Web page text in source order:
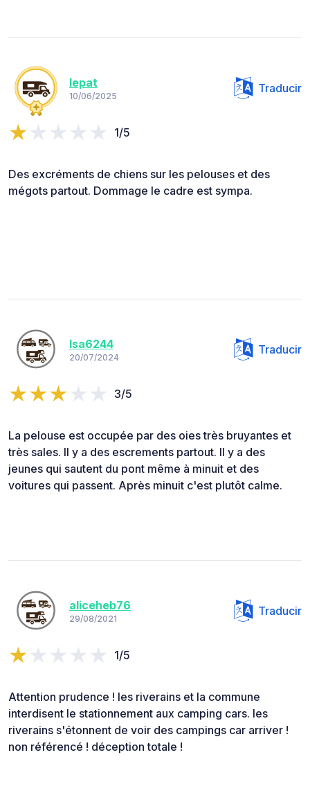
lepat
10/06/2025
Traducir
1/5
Des excréments de chiens sur les pelouses et des
mégots partout. Dommage le cadre est sympa.
Isa6244
20/07/2024
Traducir
3/5
La pelouse est occupée par des oies très bruyantes et
très sales. Il y a des escrements partout. Il y a des
jeunes qui sautent du pont même à minuit et des
voitures qui passent. Après minuit c'est plutôt calme.
aliceheb76
29/08/2021
Traducir
1/5
Attention prudence ! les riverains et la commune
interdisent le stationnement aux camping cars. les
riverains s'étonnent de voir des campings car arriver !
non référencé ! déception totale !